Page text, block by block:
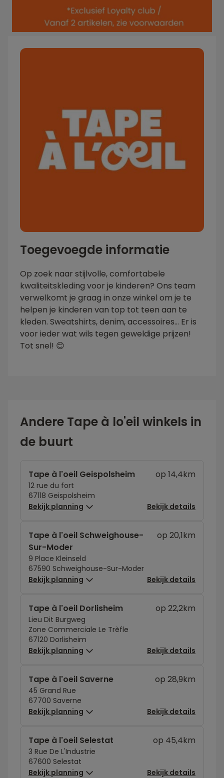
Toegevoegde informatie
Op zoek naar stijlvolle, comfortabele
kwaliteitskleding voor je kinderen? Ons team
verwelkomt je graag in onze winkel om je te
helpen je kinderen van top tot teen aan te
kleden. Sweatshirts, denim, accessoires... Er is
voor ieder wat wils tegen geweldige prijzen!
Tot snel! 😊
Andere Tape à lo'eil winkels in
de buurt
Tape à l'oeil Geispolsheim
12 rue du fort
67118 Geispolsheim
op 14,4km
Bekijk planning Bekijk details
Tape à l'oeil Schweighouse-
Sur-Moder
9 Place Kleinseld
67590 Schweighouse-Sur-Moder
op 20,1km
Bekijk planning Bekijk details
Tape à l'oeil Dorlisheim
Lieu Dit Burgweg
Zone Commerciale Le Trèfle
67120 Dorlisheim
op 22,2km
Bekijk planning Bekijk details
Tape à l'oeil Saverne
45 Grand Rue
67700 Saverne
op 28,9km
Bekijk planning Bekijk details
Tape à l'oeil Selestat
3 Rue De L'Industrie
67600 Selestat
op 45,4km
Bekijk planning Bekijk details